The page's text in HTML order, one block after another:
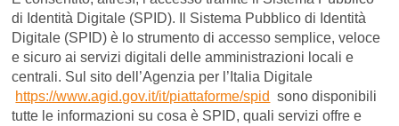
di Identità Digitale (SPID). Il Sistema Pubblico di Identità
Digitale (SPID) è lo strumento di accesso semplice, veloce
e sicuro ai servizi digitali delle amministrazioni locali e
centrali. Sul sito dell’Agenzia per l’Italia Digitale
https://www.agid.gov.it/it/piattaforme/spid sono disponibili
tutte le informazioni su cosa è SPID, quali servizi offre e